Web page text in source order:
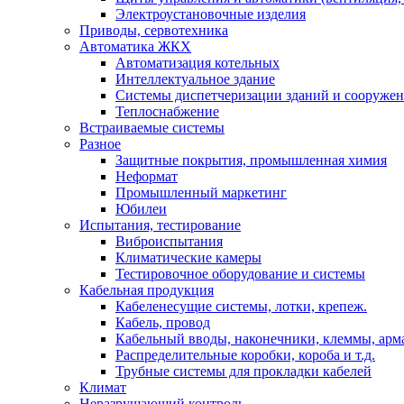
Электроустановочные изделия
Приводы, сервотехника
Автоматика ЖКХ
Автоматизация котельных
Интеллектуальное здание
Системы диспетчеризации зданий и
Теплоснабжение
Встраиваемые системы
Разное
Защитные покрытия, промышленная химия
Неформат
Промышленный маркетинг
Юбилеи
Испытания, тестирование
Виброиспытания
Климатические камеры
Тестировочное оборудование и системы
Кабельная продукция
Кабеленесущие системы, лотки, крепеж.
Кабель, провод
Кабельный вводы, наконечники, клеммы,
Распределительные коробки, короба и т.д.
Трубные системы для прокладки кабелей
Климат